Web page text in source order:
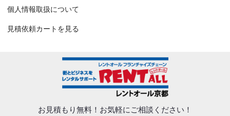
個人情報取扱について
見積依頼カートを見る
お見積もり無料！ お気軽にご相談ください！